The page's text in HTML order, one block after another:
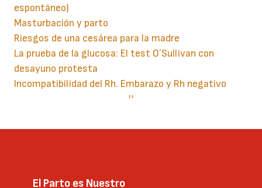
espontáneo)
Masturbación y parto
Riesgos de una cesárea para la madre
La prueba de la glucosa: El test O´Sullivan con
desayuno protesta
Incompatibilidad del Rh. Embarazo y Rh negativo
Siguiente
››
El Parto es Nuestro